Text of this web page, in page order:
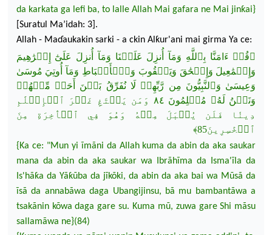
da karkata ga lefi ba, to lalle Allah Mai gafara ne Mai jinƙai}
[Suratul Ma’idah: 3].
Allah - Maɗaukakin sarki - a ckin Alƙur'ani mai girma Ya ce:
﴿قُلۡ ءَامَنَّا بِٱللَّهِ وَمَآ أُنزِلَ عَلَيۡنَا وَمَآ أُنزِلَ عَلَىٰٓ إِبۡرَٰهِيمَ
وَإِسۡمَٰعِيلَ وَإِسۡحَٰقَ وَيَعۡقُوبَ وَٱلۡأَسۡبَاطِ وَمَآ أُوتِيَ مُوسَىٰ
وَعِيسَىٰ وَٱلنَّبِيُّونَ مِن رَّبِّهِمۡ لَا نُفَرِّقُ بَيۡنَ أَحَدٖ مِّنۡهُمۡ
وَنَحۡنُ لَهُۥ مُسۡلِمُونَ ٨٤ وَمَن يَبۡتَغِ غَيۡرَ ٱلۡإِسۡلَٰمِ
دِينٗا فَلَن يُقۡبَلَ مِنۡهُ وَهُوَ فِي ٱلۡأٓخِرَةِ مِنَ
ٱلۡخَٰسِرِينَ85﴾
{Ka ce: "Mun yi ĩmãni da Allah kuma da abin da aka saukar
mana da abin da aka saukar wa Ibrãhĩma da Isma'ĩla da
Is'hãƙa da Yãƙũba da jĩkõki, da abin da aka bai wa Mũsã da
ĩsã da annabãwa daga Ubangijinsu, bã mu bambantãwa a
tsakãnin kõwa daga gare su. Kuma mũ, zuwa gare Shi mãsu
sallamãwa ne}(84)